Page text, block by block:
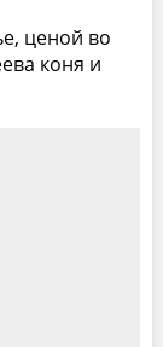
ценой во
коня и